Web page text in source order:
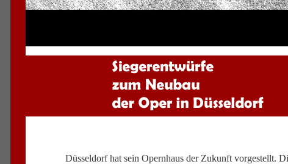
Düsseldorf hat sein Opernhaus der Zukunft vorgestellt.